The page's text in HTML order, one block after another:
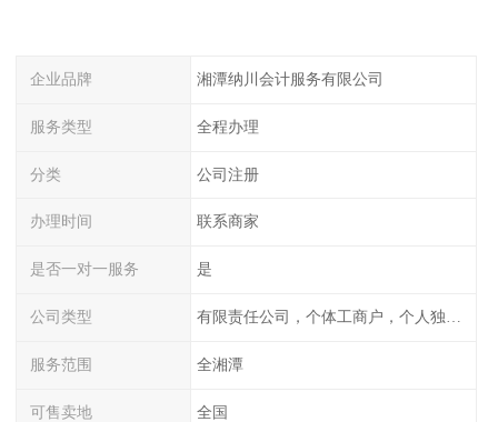
企业品牌 湘潭纳川会计服务有限公司
服务类型 全程办理
分类 公司注册
办理时间 联系商家
是否一对一服务 是
公司类型
服务范围 全湘潭
可售卖地 全国